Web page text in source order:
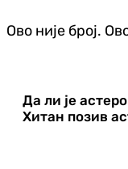
Ово није број.
Да ли је
Хитан позив